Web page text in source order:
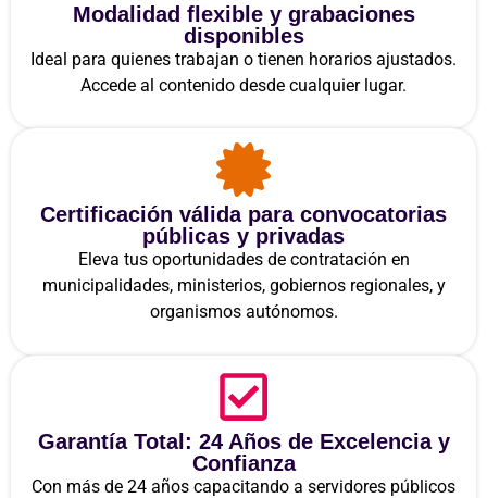
Modalidad flexible y grabaciones
disponibles
Ideal para quienes trabajan o tienen horarios ajustados.
Accede al contenido desde cualquier lugar.
Certificación válida para convocatorias
públicas y privadas
Eleva tus oportunidades de contratación en
municipalidades, ministerios, gobiernos regionales, y
organismos autónomos.
Garantía Total: 24 Años de Excelencia y
Confianza
Con más de 24 años capacitando a servidores públicos